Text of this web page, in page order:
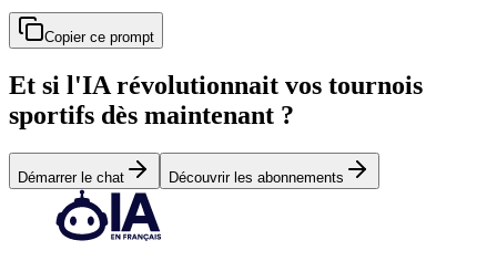
Copier ce prompt
Et si l'IA révolutionnait vos tournois
sportifs dès maintenant ?
Démarrer le chat Découvrir les abonnements